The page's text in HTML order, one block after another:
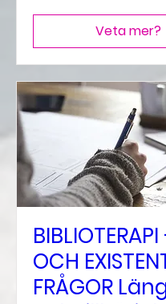
Veta mer?
BIBLIOTERAPI
OCH
FRÅGOR